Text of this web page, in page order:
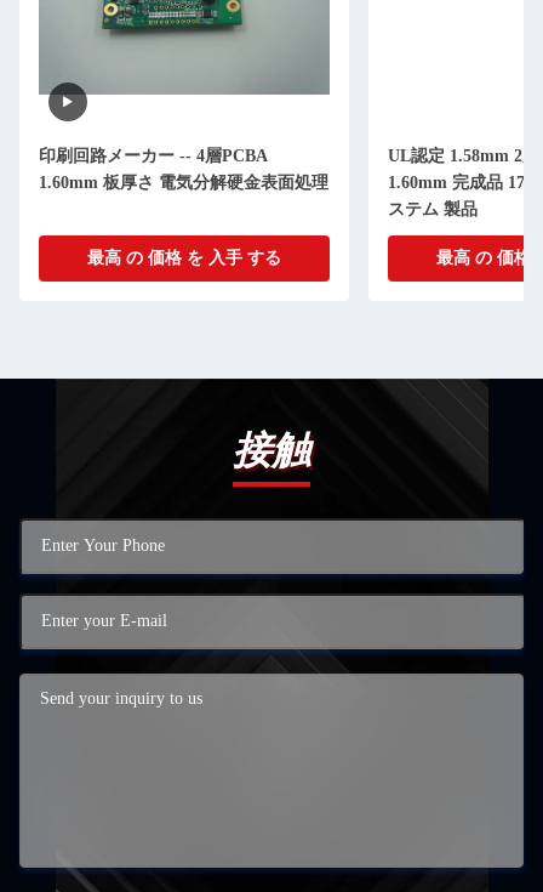
印刷回路メーカー -- 4層PCBA
1.60mm 板厚さ 電気分解硬金表面処理
最高 の 価格 を 入手 する
UL認定 1.58mm 2層
1.60mm 完成品 170
ステム 製品
最高 の 価格
接触